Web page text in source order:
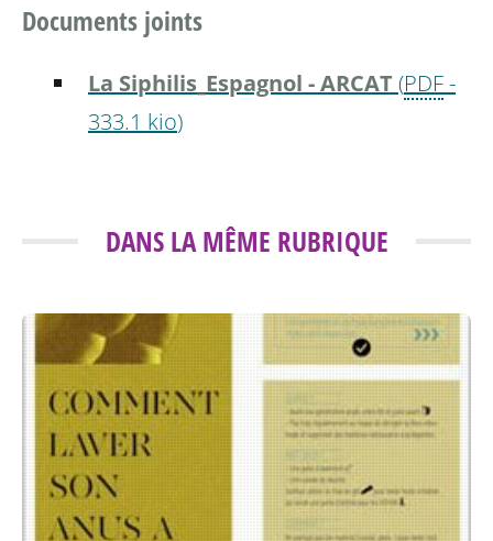
Documents joints
La Siphilis_Espagnol - ARCAT(PDF-
333.1 kio)
DANS LA MÊME RUBRIQUE